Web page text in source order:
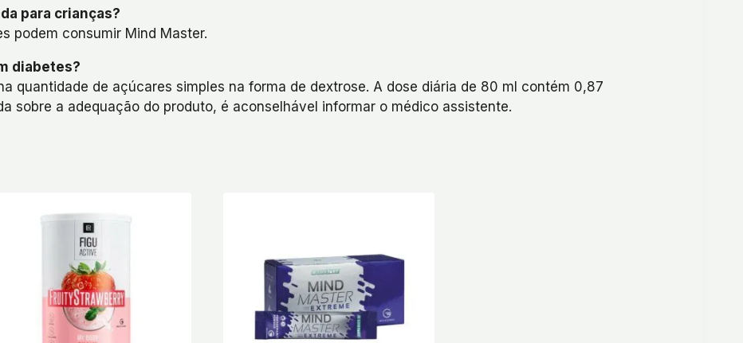
para crianças?
podem consumir Mind Master.
diabetes?
quantidade de açúcares simples na forma de dextrose. A dose diária de 80 ml contém 0,87
sobre a adequação do produto, é aconselhável informar o médico assistente.